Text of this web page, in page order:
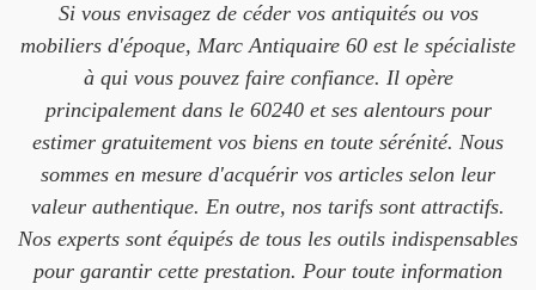
Si vous envisagez de céder vos antiquités ou vos
mobiliers d'époque, Marc Antiquaire 60 est le spécialiste
à qui vous pouvez faire confiance. Il opère
principalement dans le 60240 et ses alentours pour
estimer gratuitement vos biens en toute sérénité. Nous
sommes en mesure d'acquérir vos articles selon leur
valeur authentique. En outre, nos tarifs sont attractifs.
Nos experts sont équipés de tous les outils indispensables
pour garantir cette prestation. Pour toute information